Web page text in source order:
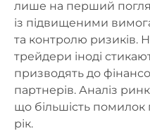
лише на перший
із підвищеними
та контролю ризиків.
трейдери іноді
призводять до
партнерів. Аналіз
що більшість помилок
рік.